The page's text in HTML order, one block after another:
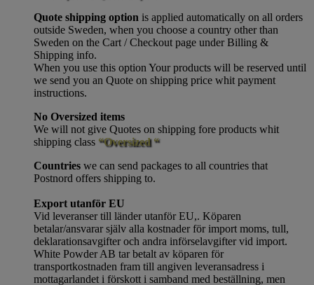
Quote shipping option is applied automatically on all orders
outside Sweden, when you choose a country other than
Sweden on the Cart / Checkout page under Billing &
Shipping info.
When you use this option Your products will be reserved until
we send you an Quote on shipping price whit payment
instructions.
No Oversized items
We will not give Quotes on shipping fore products whit
shipping class “Oversized “
Countries we can send packages to all countries that
Postnord offers shipping to.
Export utanför EU
Vid leveranser till länder utanför EU,. Köparen
betalar/ansvarar själv alla kostnader för import moms, tull,
deklarationsavgifter och andra införselavgifter vid import.
White Powder AB tar betalt av köparen för
transportkostnaden fram till angiven leveransadress i
mottagarlandet i förskott i samband med beställning, men